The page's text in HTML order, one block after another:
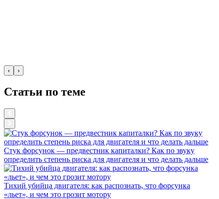
‹ ›
Статьи по теме
Стук форсунок — предвестник капиталки? Как по звуку
определить степень риска для двигателя и что делать дальше
Тихий убийца двигателя: как распознать, что форсунка
«льет», и чем это грозит мотору